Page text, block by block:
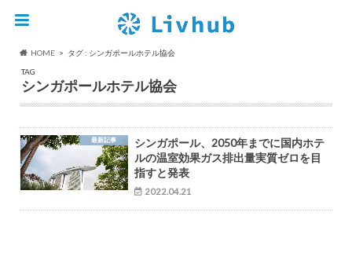
HOME
タグ : シンガポールホテル協会
TAG
シンガポールホテル協会
最新記事
シンガポール、2050年までに国内ホテ
ルの温室効果ガス排出量実質ゼロを目
指すと発表
2022.04.21